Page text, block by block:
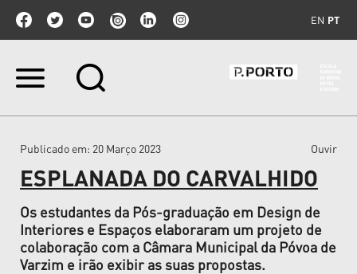
EN PT
Ir
Ir
navegação
Publicado em: 20 Março 2023 Ouvir
ESPLANADA DO CARVALHIDO
Os estudantes da Pós-graduação em Design de
Interiores e Espaços elaboraram um projeto de
colaboração com a Câmara Municipal da Póvoa de
Varzim e irão exibir as suas propostas.